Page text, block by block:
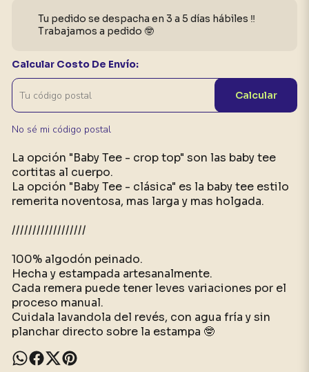
Tu pedido se despacha en 3 a 5 días hábiles ‼️
Trabajamos a pedido 🤓
Calcular Costo De Envío:
Calcular
No sé mi código postal
La opción "Baby Tee - crop top" son las baby tee
cortitas al cuerpo.
La opción "Baby Tee - clásica" es la baby tee estilo
remerita noventosa, mas larga y mas holgada.
//////////////////
100% algodón peinado.
Hecha y estampada artesanalmente.
Cada remera puede tener leves variaciones por el
proceso manual.
Cuidala lavandola del revés, con agua fría y sin
planchar directo sobre la estampa 🤓